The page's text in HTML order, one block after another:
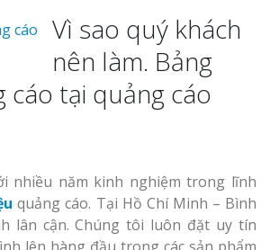
Vì sao quý khách
nên làm. Bảng
cáo tại quảng cáo
nhiều năm kinh nghiệm trong lĩnh
quảng cáo. Tại Hồ Chí Minh – Bình
lân cận. Chúng tôi luôn đặt uy tín
Biển Led
Ma Trận
Thi Công